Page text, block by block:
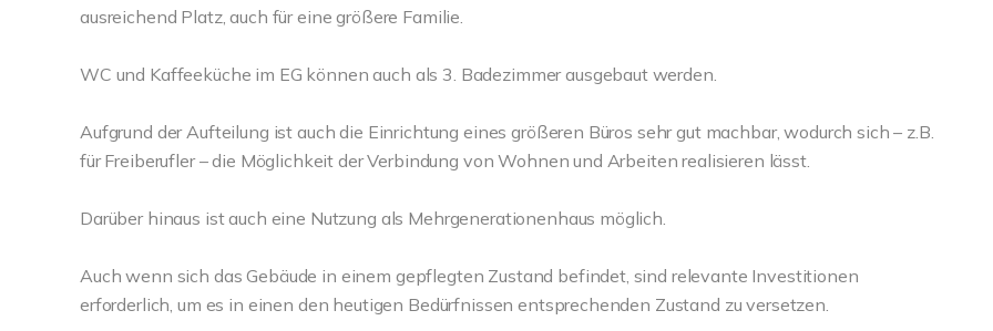
ausreichend Platz, auch für eine größere Familie.
WC und Kaffeeküche im EG können auch als 3. Badezimmer ausgebaut werden.
Aufgrund der Aufteilung ist auch die Einrichtung eines größeren Büros sehr gut machbar, wodurch sich – z.B.
für Freiberufler – die Möglichkeit der Verbindung von Wohnen und Arbeiten realisieren lässt.
Darüber hinaus ist auch eine Nutzung als Mehrgenerationenhaus möglich.
Auch wenn sich das Gebäude in einem gepflegten Zustand befindet, sind relevante Investitionen
erforderlich, um es in einen den heutigen Bedürfnissen entsprechenden Zustand zu versetzen.